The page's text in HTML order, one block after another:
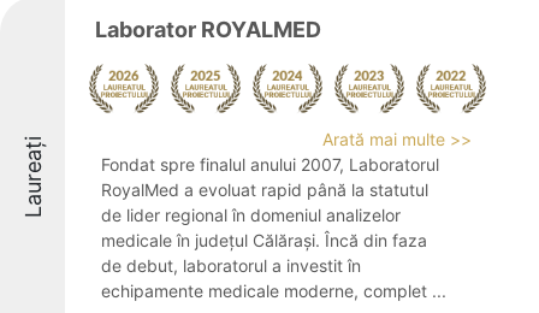
Laureați
Laborator ROYALMED
Arată mai multe >>
Fondat spre finalul anului 2007, Laboratorul
RoyalMed a evoluat rapid până la statutul
de lider regional în domeniul analizelor
medicale în județul Călărași. Încă din faza
de debut, laboratorul a investit în
echipamente medicale moderne, complet ...